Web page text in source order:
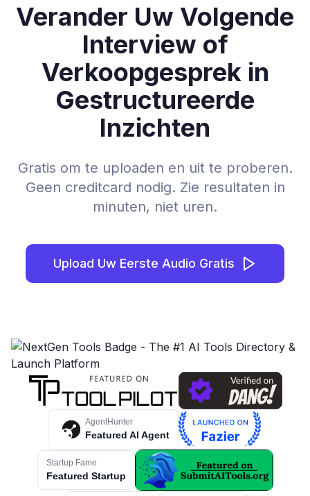
Verander Uw Volgende
Interview of
Verkoopgesprek in
Gestructureerde
Inzichten
Gratis om te uploaden en uit te proberen.
Geen creditcard nodig. Zie resultaten in
minuten, niet uren.
Upload Uw Eerste Audio Gratis
AgentHunter
Featured AI Agent
Startup Fame
Featured Startup